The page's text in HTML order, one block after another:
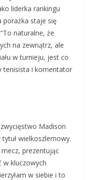
liderka rankingu
porażka staje się
naturalne, że
na zewnątrz, ale
w turnieju, jest co
tenisista i komentator
Madison
wielkoszlemowy.
prezentując
w kluczowych
w siebie i to